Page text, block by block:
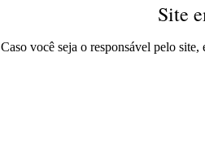
Site
Caso você seja o responsável pelo